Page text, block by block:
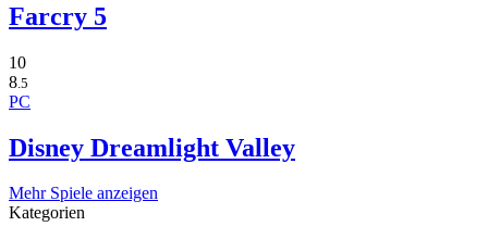
Farcry 5
10
8 .5
PC
Disney Dreamlight Valley
Mehr Spiele anzeigen
Kategorien